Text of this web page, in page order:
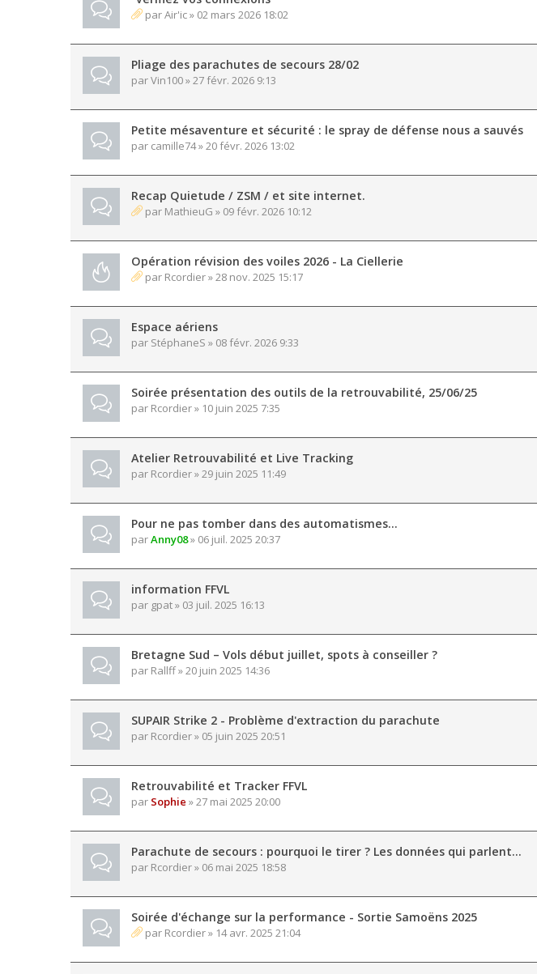
parAir'ic» 02 mars 2026 18:02
Pliage des parachutes de secours 28/02
parVin100» 27 févr. 2026 9:13
Petite mésaventure et sécurité : le spray de défense nous a sauvés
par camille74» 20 févr. 2026 13:02
Recap Quietude / ZSM / et site internet.
par MathieuG » 09 févr. 2026 10:12
Opération révision des voiles 2026 - La Ciellerie
par Rcordier» 28 nov. 2025 15:17
Espace aériens
par StéphaneS » 08 févr. 2026 9:33
Soirée présentation des outils de la retrouvabilité, 25/06/25
par Rcordier» 10 juin 2025 7:35
Atelier Retrouvabilité et Live Tracking
par Rcordier» 29 juin 2025 11:49
Pour ne pas tomber dans des automatismes...
parAnny08» 06 juil. 2025 20:37
information FFVL
par gpat» 03 juil. 2025 16:13
Bretagne Sud – Vols début juillet, spots à conseiller ?
par Rallff» 20 juin 2025 14:36
SUPAIR Strike 2 - Problème d'extraction du parachute
par Rcordier» 05 juin 2025 20:51
Retrouvabilité et Tracker FFVL
par Sophie » 27 mai 2025 20:00
Parachute de secours : pourquoi le tirer ? Les données qui parlent...
par Rcordier» 06 mai 2025 18:58
Soirée d'échange sur la performance - Sortie Samoëns 2025
par Rcordier» 14 avr. 2025 21:04